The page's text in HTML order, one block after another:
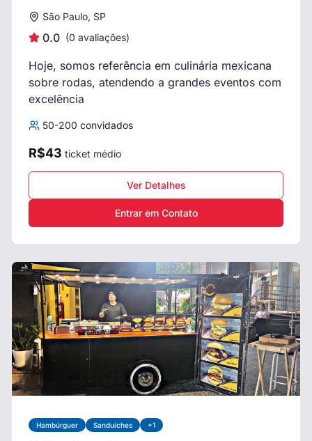
São Paulo, SP
0.0 (0 avaliações)
Hoje, somos referência em culinária mexicana
sobre rodas, atendendo a grandes eventos com
excelência
50-200 convidados
R$43 ticket médio
Ver Detalhes
Entrar em Contato
Hambúrguer Sanduíches +1